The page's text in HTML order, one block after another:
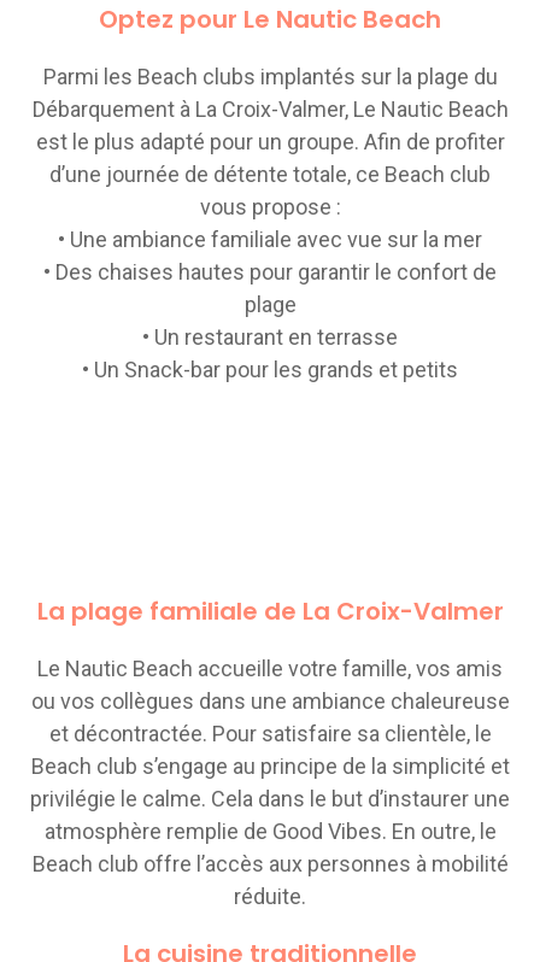
Optez pour Le Nautic Beach
Parmi les Beach clubs implantés sur la plage du
Débarquement à La Croix-Valmer, Le Nautic Beach
est le plus adapté pour un groupe. Afin de profiter
d’une journée de détente totale, ce Beach club
vous propose :
• Une ambiance familiale avec vue sur la mer
• Des chaises hautes pour garantir le confort de
plage
• Un restaurant en terrasse
• Un Snack-bar pour les grands et petits
La plage familiale de La Croix-Valmer
Le Nautic Beach accueille votre famille, vos amis
ou vos collègues dans une ambiance chaleureuse
et décontractée. Pour satisfaire sa clientèle, le
Beach club s’engage au principe de la simplicité et
privilégie le calme. Cela dans le but d’instaurer une
atmosphère remplie de Good Vibes. En outre, le
Beach club offre l’accès aux personnes à mobilité
réduite.
La cuisine traditionnelle